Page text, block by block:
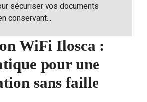
sécuriser vos documents
conservant…
WiFi Ilosca :
pour une
sans faille